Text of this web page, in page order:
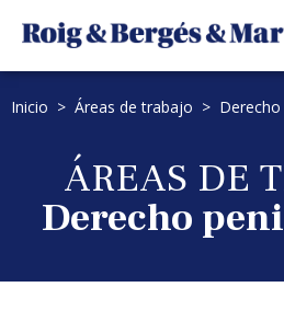
Inicio > Áreas de trabajo >
ÁREAS DE
Derecho